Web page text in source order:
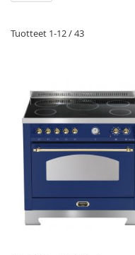
Tuotteet 1-12/43